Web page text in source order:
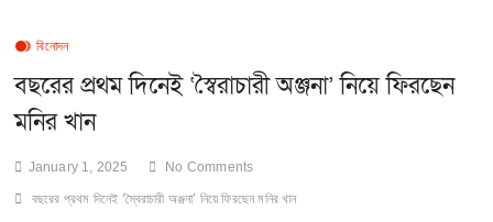
বিনোদন
বছরের প্রথম দিনেই ‘স্বৈরাচারী অঞ্জনা’ নিয়ে ফিরছেন
মনির খান
January 1, 2025 No Comments
বছরের প্রথম দিনেই ‘স্বৈরাচারী অঞ্জনা’ নিয়ে ফিরছেন মনির খান